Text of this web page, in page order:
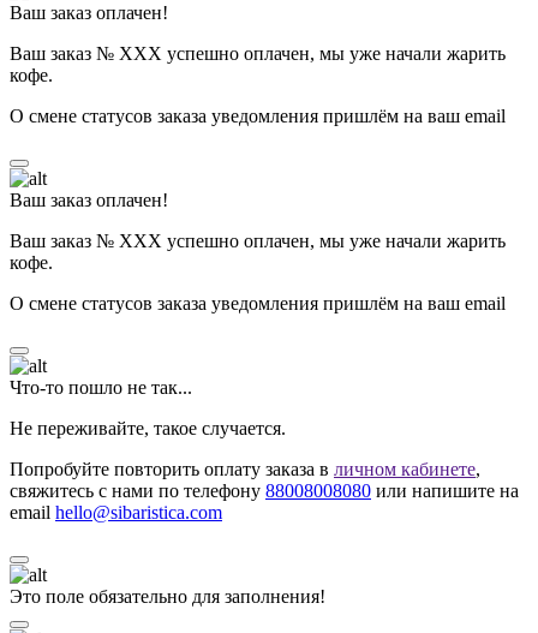
Ваш заказ оплачен!
Ваш заказ № ХХХ успешно оплачен, мы уже начали жарить
кофе.
О смене статусов заказа уведомления пришлём на ваш email
Ваш заказ оплачен!
Ваш заказ № ХХХ успешно оплачен, мы уже начали жарить
кофе.
О смене статусов заказа уведомления пришлём на ваш email
Что-то пошло не так...
Не переживайте, такое случается.
Попробуйте повторить оплату заказа в личном кабинете,
свяжитесь с нами по телефону 88008008080 или напишите на
email hello@sibaristica.com
Это поле обязательно для заполнения!